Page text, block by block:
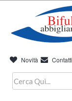
Novità Contatti